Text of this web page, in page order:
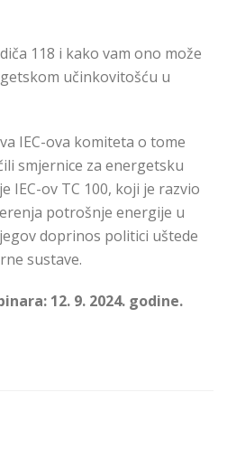
118 i kako vam ono može
učinkovitošću u
IEC-ova komiteta o tome
smjernice za energetsku
IEC-ov TC 100, koji je razvio
potrošnje energije u
doprinos politici uštede
sustave.
12. 9. 2024. godine.